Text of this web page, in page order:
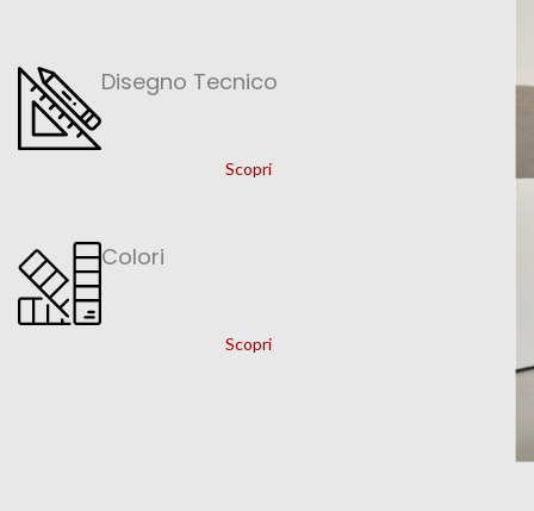
Disegno Tecnico
Scopri
Colori
Scopri